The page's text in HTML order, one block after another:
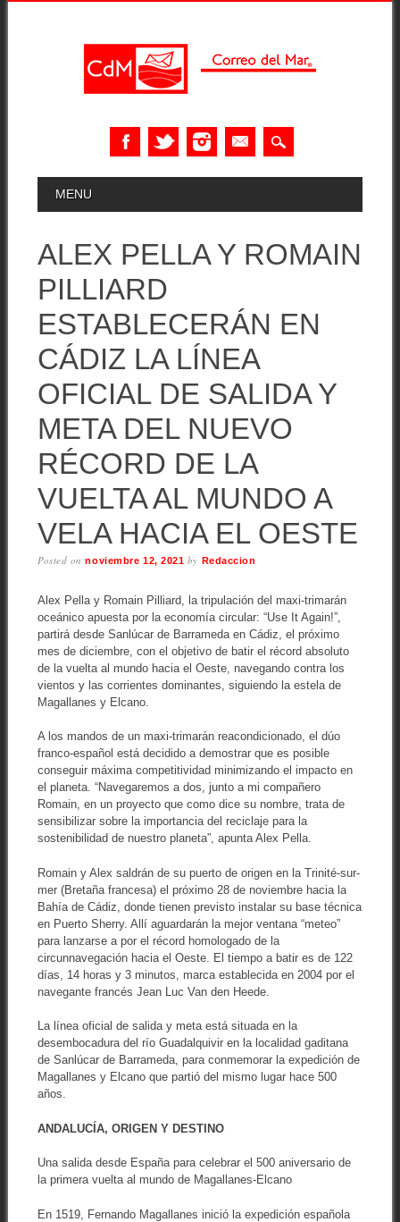
MAIN MENU
MENU
ALEX PELLA Y ROMAIN
PILLIARD
ESTABLECERÁN EN
CÁDIZ LA LÍNEA
OFICIAL DE SALIDA Y
META DEL NUEVO
RÉCORD DE LA
VUELTA AL MUNDO A
VELA HACIA EL OESTE
Posted onnoviembre 12, 2021 by Redaccion
Alex Pella y Romain Pilliard, la tripulación del maxi-trimarán
oceánico apuesta por la economía circular: “Use It Again!”,
partirá desde Sanlúcar de Barrameda en Cádiz, el próximo
mes de diciembre, con el objetivo de batir el récord absoluto
de la vuelta al mundo hacia el Oeste, navegando contra los
vientos y las corrientes dominantes, siguiendo la estela de
Magallanes y Elcano.
A los mandos de un maxi-trimarán reacondicionado, el dúo
franco-español está decidido a demostrar que es posible
conseguir máxima competitividad minimizando el impacto en
el planeta. “Navegaremos a dos, junto a mi compañero
Romain, en un proyecto que como dice su nombre, trata de
sensibilizar sobre la importancia del reciclaje para la
sostenibilidad de nuestro planeta”, apunta Alex Pella.
Romain y Alex saldrán de su puerto de origen en la Trinité-sur-
mer (Bretaña francesa) el próximo 28 de noviembre hacia la
Bahía de Cádiz, donde tienen previsto instalar su base técnica
en Puerto Sherry. Allí aguardarán la mejor ventana “meteo”
para lanzarse a por el récord homologado de la
circunnavegación hacia el Oeste. El tiempo a batir es de 122
días, 14 horas y 3 minutos, marca establecida en 2004 por el
navegante francés Jean Luc Van den Heede.
La línea oficial de salida y meta está situada en la
desembocadura del río Guadalquivir en la localidad gaditana
de Sanlúcar de Barrameda, para conmemorar la expedición de
Magallanes y Elcano que partió del mismo lugar hace 500
años.
ANDALUCÍA, ORIGEN Y DESTINO
Una salida desde España para celebrar el 500 aniversario de
la primera vuelta al mundo de Magallanes-Elcano
En 1519, Fernando Magallanes inició la expedición española